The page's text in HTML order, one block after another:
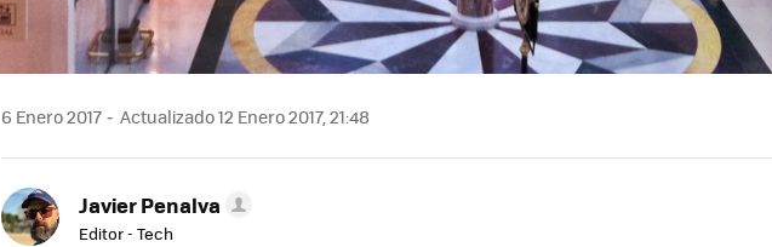
6 Enero 2017 Actualizado 12 Enero 2017, 21:48
Javier Penalva
Editor - Tech